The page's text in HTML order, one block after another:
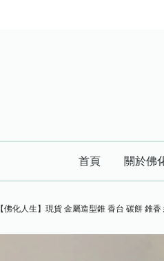
首頁 關於佛
【佛化人生】現貨 金屬造型錐 香台 碳餅 錐